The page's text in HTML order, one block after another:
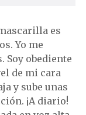
es
Yo me
Soy obediente
de mi cara
y sube unas
¡A diario!